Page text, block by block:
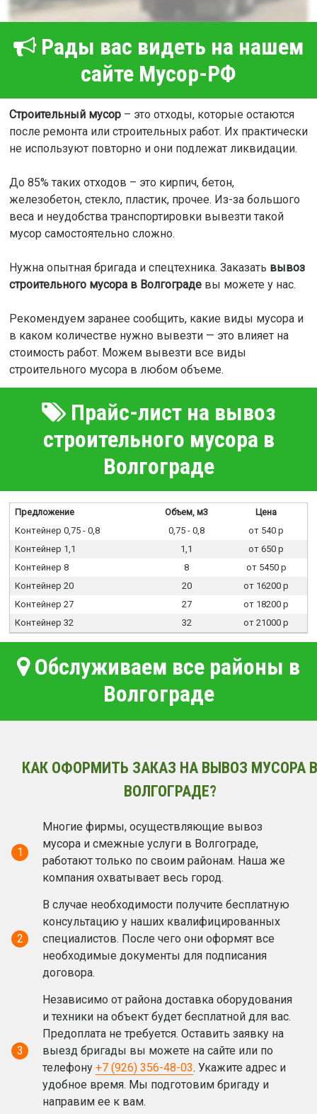
Рады вас видеть на нашем
сайте Мусор-РФ
Строительный мусор– это отходы, которые остаются
после ремонта или строительных работ. Их практически
не используют повторно и они подлежат ликвидации.
До 85% таких отходов – это кирпич, бетон,
железобетон, стекло, пластик, прочее. Из-за большого
веса и неудобства транспортировки вывезти такой
мусор самостоятельно сложно.
Нужна опытная бригада и спецтехника. Заказать вывоз
строительного мусора в Волгоградевы можете у нас.
Рекомендуем заранее сообщить, какие виды мусора и
в каком количестве нужно вывезти — это влияет на
стоимость работ. Можем вывезти все виды
строительного мусора в любом объеме.
Прайс-лист на вывоз
строительного мусора в
Волгограде
Предложение Объем, м3
Цена
Контейнер 0,75 - 0,8
0,75 - 0,8
от 540 р
Контейнер 1,1
1,1
от 650 р
Контейнер 8
8
от 5450 р
Контейнер 20
20
от 16200 р
Контейнер 27
27
от 18200 р
Контейнер 32
32 от 21000 р
Обслуживаем все районы в
Волгограде
КАК ОФОРМИТЬ ЗАКАЗ НА ВЫВОЗ МУСОРА В
ВОЛГОГРАДЕ?
1
Многие фирмы, осуществляющие вывоз
мусора и смежные услуги в Волгограде,
работают только по своим районам. Наша же
компания охватывает весь город.
2
В случае необходимости получите бесплатную
консультацию у наших квалифицированных
специалистов. После чего они оформят все
необходимые документы для подписания
договора.
3
Независимо от района доставка оборудования
и техники на объект будет бесплатной для вас.
Предоплата не требуется. Оставить заявку на
выезд бригады вы можете на сайте или по
телефону +7 (926) 356-48-03. Укажите адрес и
удобное время. Мы подготовим бригаду и
направим ее к вам.